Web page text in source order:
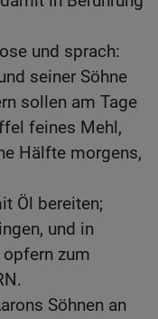
und sprach:
seiner Söhne
sollen am Tage
feines Mehl,
Hälfte morgens,
Öl bereiten;
und in
zum
Söhnen an